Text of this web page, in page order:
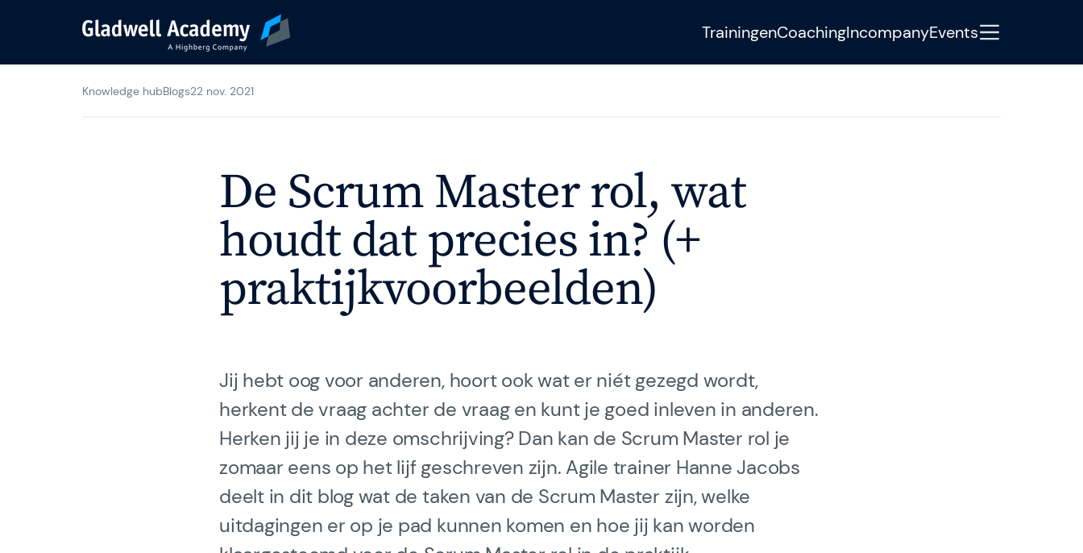
TrainingenCoachingIncompanyEvents
Coaching
Incompany Training
Trainers & Coaches
Knowledge Hub
Gladwell Academy
Gladwell Academy ondersteunt ambitieuze
professionals met praktijkgerichte Agile-, SAFe- en AI-
trainingen. Met kennis, begeleiding en concrete next
steps helpen we teams elke dag beter worden dan
gisteren.
Over SAFe 6.0 (nieuw)
Contact
Vacatures
Valuta: EUR (€)
Knowledge hubBlogs22 nov. 2021
De Scrum Master rol, wat
houdt dat precies in? (+
praktijkvoorbeelden)
Jij hebt oog voor anderen, hoort ook wat er niét gezegd wordt,
herkent de vraag achter de vraag en kunt je goed inleven in anderen.
Herken jij je in deze omschrijving? Dan kan de Scrum Master rol je
zomaar eens op het lijf geschreven zijn. Agile trainer Hanne Jacobs
deelt in dit blog wat de taken van de Scrum Master zijn, welke
uitdagingen er op je pad kunnen komen en hoe jij kan worden